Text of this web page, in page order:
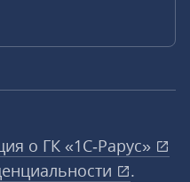
о ГК «1С‑Рарус»
.